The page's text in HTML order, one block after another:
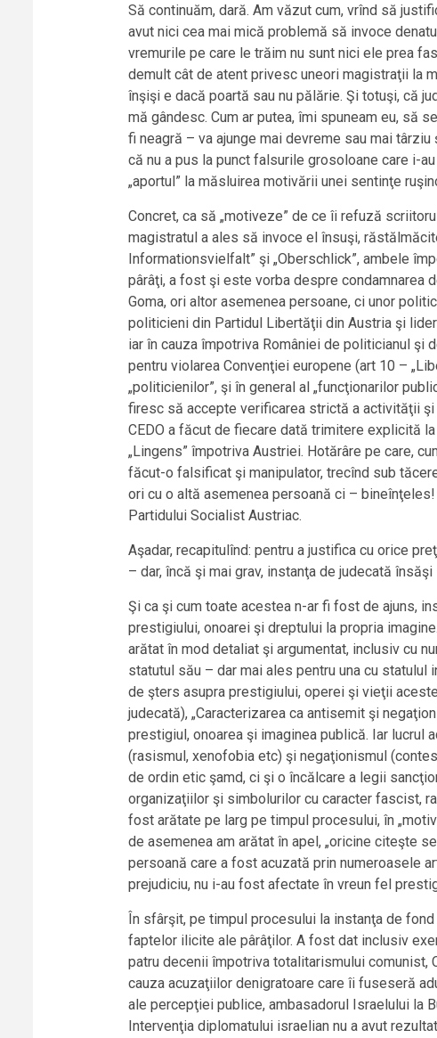
Să continuăm, dară. Am văzut cum, vrînd să
avut nici cea mai mică problemă să invoce
vremurile pe care le trăim nu sunt nici ele prea
demult cât de atent privesc uneori magistraţii la
înşişi e dacă poartă sau nu pălărie. Şi totuşi, că
mă gândesc. Cum ar putea, îmi spuneam eu, să
fi neagră – va ajunge mai devreme sau mai
că nu a pus la punct falsurile grosoloane care i-
„aportul” la măsluirea motivării unei sentinţe
Concret, ca să „motiveze” de ce îi refuză
magistratul a ales să invoce el însuşi,
Informationsvielfalt” şi „Oberschlick”, ambele
pârâţi, a fost şi este vorba despre condamnarea
Goma, ori altor asemenea persoane, ci unor
politicieni din Partidul Libertăţii din Austria şi
iar în cauza împotriva României de politicianul şi
pentru violarea Convenţiei europene (art 10 –
„politicienilor”, şi în general al „funcţionarilor
firesc să accepte verificarea strictă a activităţii
CEDO a făcut de fiecare dată trimitere explicită
„Lingens” împotriva Austriei. Hotărâre pe care,
făcut-o falsificat şi manipulator, trecînd sub
ori cu o altă asemenea persoană ci –
Partidului Socialist Austriac.
Aşadar, recapitulînd: pentru a justifica cu orice
– dar, încă şi mai grav, instanţa de judecată
Şi ca şi cum toate acestea n-ar fi fost de ajuns,
prestigiului, onoarei şi dreptului la propria
arătat în mod detaliat şi argumentat, inclusiv cu
statutul său – dar mai ales pentru una cu
de şters asupra prestigiului, operei şi vieţii
judecată), „Caracterizarea ca antisemit şi
prestigiul, onoarea şi imaginea publică. Iar lucrul
(rasismul, xenofobia etc) şi negaţionismul
de ordin etic şamd, ci şi o încălcare a legii
organizaţiilor şi simbolurilor cu caracter fascist,
fost arătate pe larg pe timpul procesului, în
de asemenea am arătat în apel, „oricine citeşte
persoană care a fost acuzată prin numeroasele
prejudiciu, nu i-au fost afectate în vreun fel
În sfârşit, pe timpul procesului la instanţa de
faptelor ilicite ale pârâţilor. A fost dat inclusiv
patru decenii împotriva totalitarismului comunist,
cauza acuzaţiilor denigratoare care îi fuseseră
ale percepţiei publice, ambasadorul Israelului la
Intervenţia diplomatului israelian nu a avut